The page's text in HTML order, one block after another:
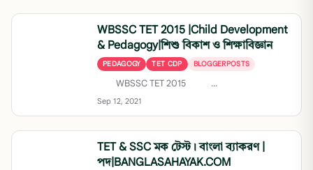
WBSSC TET 2015 |Child Development
& Pedagogy|শিশু বিকাশ ও শিক্ষাবিজ্ঞান
PEDAGOGY TET CDP BLOGGERPOSTS
WBSSC TET 2015 ...
Sep 12, 2021
TET & SSC মক টেস্ট। বাংলা ব্যাকরণ |
পদ|BANGLASAHAYAK.COM